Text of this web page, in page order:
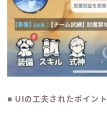
■ UIの工夫されたポイント